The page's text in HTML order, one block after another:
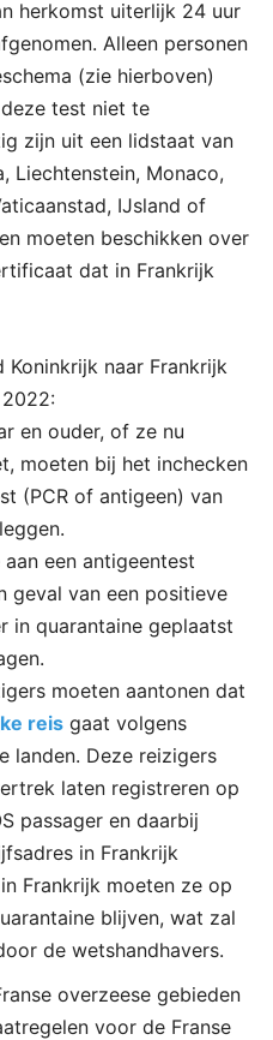
herkomst uiterlijk 24 uur
Alleen personen
(zie hierboven)
test niet te
zijn uit een lidstaat van
Liechtenstein, Monaco,
IJsland of
moeten beschikken over
dat in Frankrijk
Koninkrijk naar Frankrijk
en ouder, of ze nu
moeten bij het inchecken
(PCR of antigeen) van
een antigeentest
geval van een positieve
in quarantaine geplaatst
moeten aantonen dat
reis gaat volgens
landen. Deze reizigers
laten registreren op
passager en daarbij
in Frankrijk
Frankrijk moeten ze op
blijven, wat zal
de wetshandhavers.
overzeese gebieden
voor de Franse